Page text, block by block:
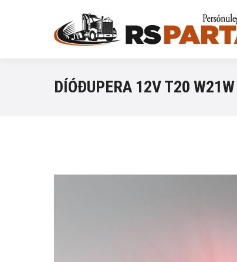
DÍÓÐUPERA 12V T20